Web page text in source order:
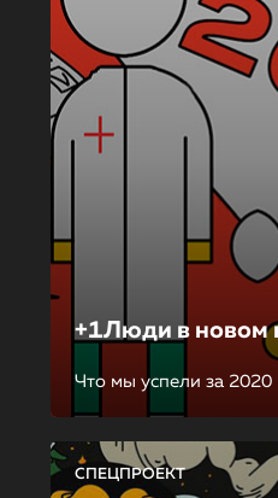
+1Люди в новом
Что мы успели за 2020
СПЕЦПРОЕКТ